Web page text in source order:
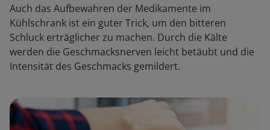
Auch das Aufbewahren der Medikamente im
Kühlschrank ist ein guter Trick, um den bitteren
Schluck erträglicher zu machen. Durch die Kälte
werden die Geschmacksnerven leicht betäubt und die
Intensität des Geschmacks gemildert.